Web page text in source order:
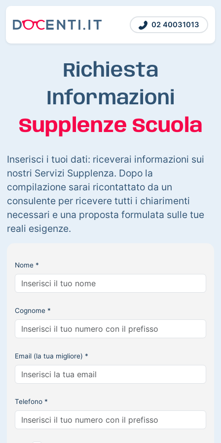
02 40031013
Richiesta
Informazioni
Supplenze Scuola
Inserisci i tuoi dati: riceverai informazioni sui
nostri Servizi Supplenza. Dopo la
compilazione sarai ricontattato da un
consulente per ricevere tutti i chiarimenti
necessari e una proposta formulata sulle tue
reali esigenze.
Nome *
Cognome *
Email (la tua migliore) *
Telefono *